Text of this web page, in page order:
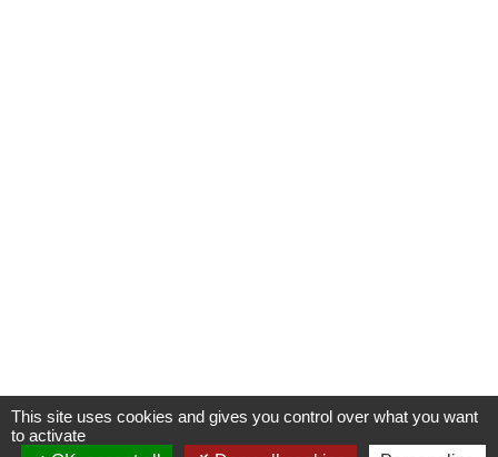
This site uses cookies and gives you control over what you want
to activate